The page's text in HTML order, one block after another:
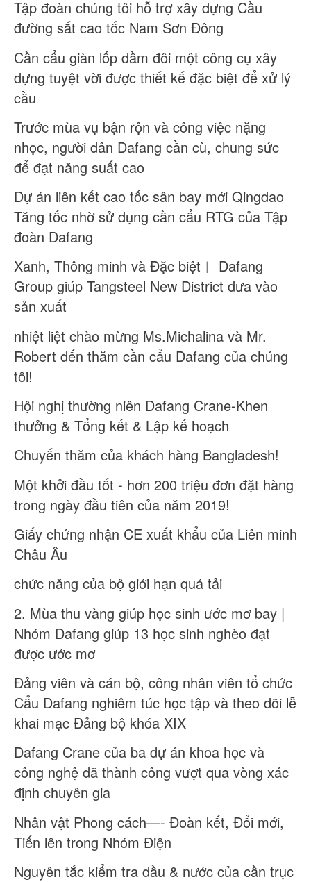
Tập đoàn chúng tôi hỗ trợ xây dựng Cầu
đường sắt cao tốc Nam Sơn Đông
Cần cẩu giàn lốp dầm đôi một công cụ xây
dựng tuyệt vời được thiết kế đặc biệt để xử lý
cầu
Trước mùa vụ bận rộn và công việc nặng
nhọc, người dân Dafang cần cù, chung sức
để đạt năng suất cao
Dự án liên kết cao tốc sân bay mới Qingdao
Tăng tốc nhờ sử dụng cần cẩu RTG của Tập
đoàn Dafang
Xanh, Thông minh và Đặc biệt︱ Dafang
Group giúp Tangsteel New District đưa vào
sản xuất
nhiệt liệt chào mừng Ms.Michalina và Mr.
Robert đến thăm cần cẩu Dafang của chúng
tôi!
Hội nghị thường niên Dafang Crane-Khen
thưởng & Tổng kết & Lập kế hoạch
Chuyến thăm của khách hàng Bangladesh!
Một khởi đầu tốt - hơn 200 triệu đơn đặt hàng
trong ngày đầu tiên của năm 2019!
Giấy chứng nhận CE xuất khẩu của Liên minh
Châu Âu
chức năng của bộ giới hạn quá tải
2. Mùa thu vàng giúp học sinh ước mơ bay |
Nhóm Dafang giúp 13 học sinh nghèo đạt
được ước mơ
Đảng viên và cán bộ, công nhân viên tổ chức
Cẩu Dafang nghiêm túc học tập và theo dõi lễ
khai mạc Đảng bộ khóa XIX
Dafang Crane của ba dự án khoa học và
công nghệ đã thành công vượt qua vòng xác
định chuyên gia
Nhân vật Phong cách—- Đoàn kết, Đổi mới,
Tiến lên trong Nhóm Điện
Nguyên tắc kiểm tra dầu & nước của cần trục